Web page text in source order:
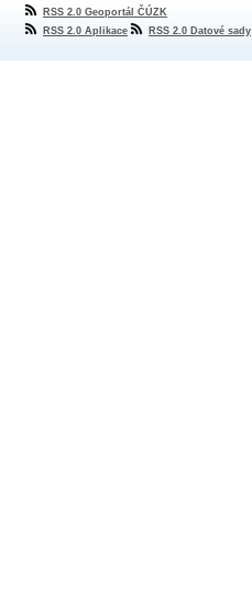
RSS 2.0 Geoportál ČÚZK
RSS 2.0 Aplikace
RSS 2.0 Datové sady